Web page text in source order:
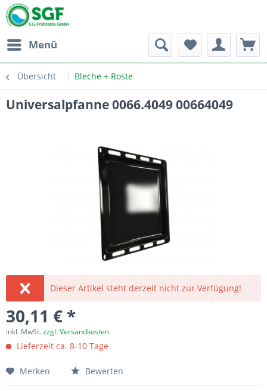
Menü
Übersicht Bleche + Roste
Universalpfanne 0066.4049 00664049
Dieser Artikel steht derzeit nicht zur Verfügung!
30,11 € *
inkl. MwSt.zzgl. Versandkosten
Lieferzeit ca. 8-10 Tage
Merken Bewerten